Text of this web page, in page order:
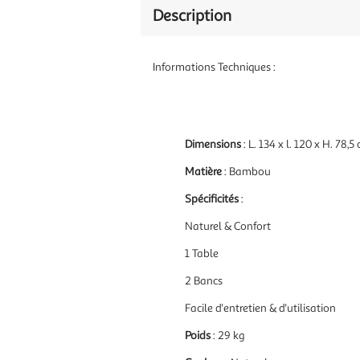
Description
Informations Techniques :
Dimensions: L. 134 x l. 120 x H. 78,5
Matière: Bambou
Spécificités:
Naturel & Confort
1 Table
2 Bancs
Facile d'entretien & d'utilisation
Poids: 29 kg